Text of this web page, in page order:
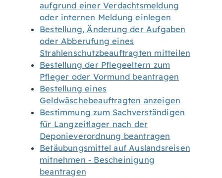
aufgrund einer Verdachtsmeldung
oder internen Meldung einlegen
Bestellung, Änderung der Aufgaben
oder Abberufung eines
Strahlenschutzbeauftragten mitteilen
Bestellung der Pflegeeltern zum
Pfleger oder Vormund beantragen
Bestellung eines
Geldwäschebeauftragten anzeigen
Bestimmung zum Sachverständigen
für Langzeitlager nach der
Deponieverordnung beantragen
Betäubungsmittel auf Auslandsreisen
mitnehmen - Bescheinigung
beantragen